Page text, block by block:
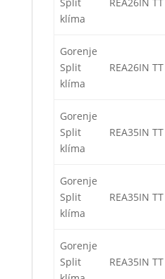
klíma
Gorenje
Split
klíma
REA26IN TT
Gorenje
Split
klíma
REA35IN TT
Gorenje
Split
klíma
REA35IN TT
Gorenje
Split
REA35IN TT